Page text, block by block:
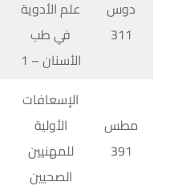
دوس
311
علم الأدوية
في طب
الأسنان – 1
مطس
391
الإسعافات
الأولية
للمهنيين
الصحيين